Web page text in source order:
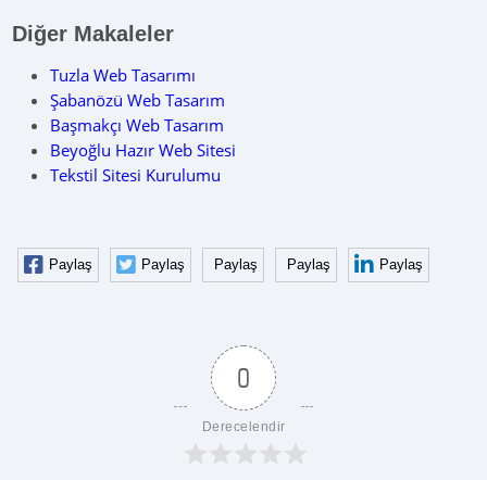
Diğer Makaleler
Tuzla Web Tasarımı
Şabanözü Web Tasarım
Başmakçı Web Tasarım
Beyoğlu Hazır Web Sitesi
Tekstil Sitesi Kurulumu
Paylaş Paylaş Paylaş Paylaş Paylaş
0
Derecelendir